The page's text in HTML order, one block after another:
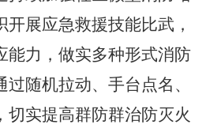
展应急救援技能比武，
能力，做实多种形式消防
随机拉动、手台点名、
切实提高群防群治防灭火